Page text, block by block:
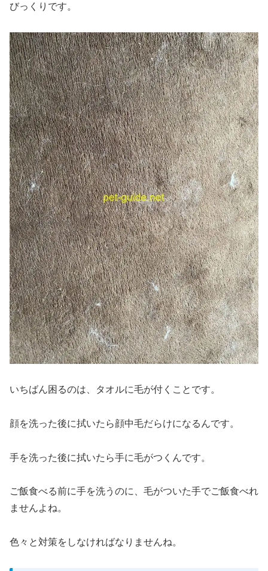
びっくりです。
いちばん困るのは、タオルに毛が付くことです。
顔を洗った後に拭いたら顔中毛だらけになるんです。
手を洗った後に拭いたら手に毛がつくんです。
ご飯食べる前に手を洗うのに、毛がついた手でご飯食べれ
ませんよね。
色々と対策をしなければなりませんね。